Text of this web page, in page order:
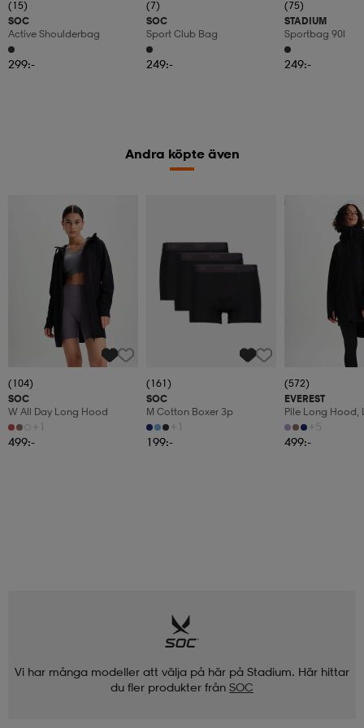
(15)
SOC
Active Shoulderbag
299:-
(7)
SOC
Sport Club Bag
249:-
(75)
STADIUM
Sportbag 90l
249:-
Andra köpte även
(104)
SOC
W All Day Long Hood
+1
499:-
(161)
SOC
M Cotton Boxer 3p
+1
199:-
Kampanj -25%
(572)
EVEREST
Pile Long Hood,
Fleecetröja, Dam
+5
499:-
Vi har många modeller att välja på här på Stadium. Här hittar
du fler produkter från SOC